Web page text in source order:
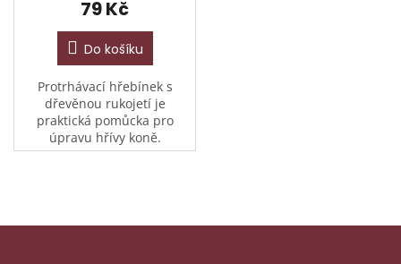
79 Kč
Do košíku
Protrhávací hřebínek s
dřevěnou rukojetí je
praktická pomůcka pro
úpravu hřívy koně.
Umožňuje snadné ztenčení